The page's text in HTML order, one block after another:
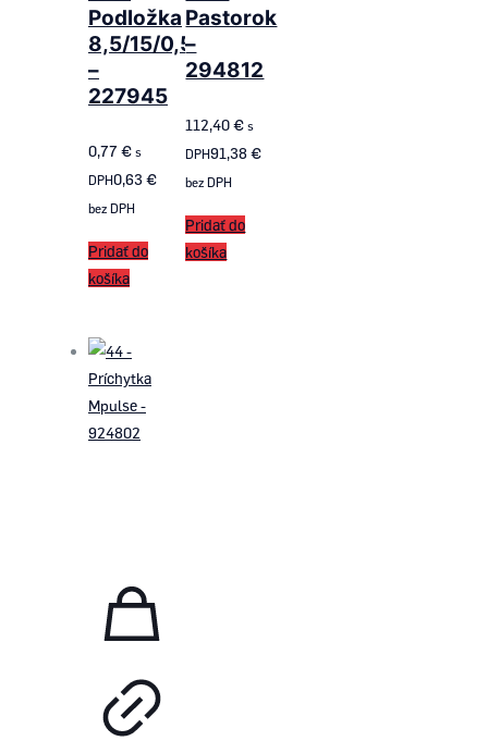
Podložka
8,5/15/0,5
–
227945
0,77 € s
DPH0,63€
bez DPH
Pridať do
košíka
Pastorok
–
294812
112,40€ s
DPH91,38€
bez DPH
Pridať do
košíka